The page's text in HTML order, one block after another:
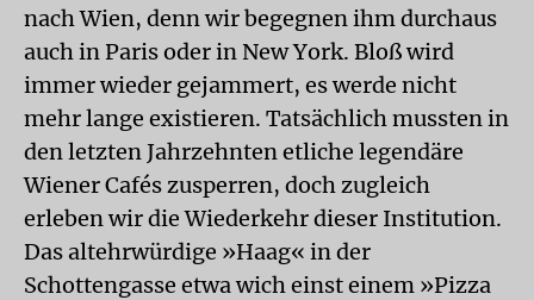
nach Wien, denn wir begegnen ihm durchaus
auch in Paris oder in New York. Bloß wird
immer wieder gejammert, es werde nicht
mehr lange existieren. Tatsächlich mussten in
den letzten Jahrzehnten etliche legendäre
Wiener Cafés zusperren, doch zugleich
erleben wir die Wiederkehr dieser Institution.
Das altehrwürdige »Haag« in der
Schottengasse etwa wich einst einem »Pizza